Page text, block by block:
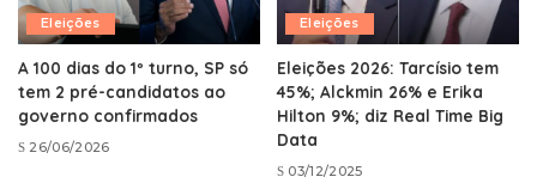
Eleições
A 100 dias do 1º turno, SP só
tem 2 pré-candidatos ao
governo confirmados
26/06/2026
Eleições
Eleições 2026: Tarcísio tem
45%; Alckmin 26% e Erika
Hilton 9%; diz Real Time Big
Data
03/12/2025